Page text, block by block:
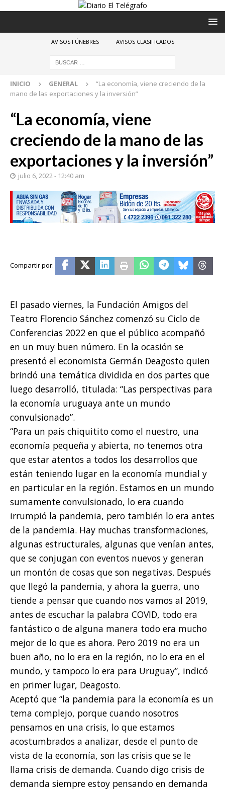
AVISOS FÚNEBRES AVISOS CLASIFICADOS
INICIO GENERAL
“La economía, viene creciendo de la
mano de las exportaciones y la inversión”
“La economía, viene
creciendo de la mano de las
exportaciones y la inversión”
julio 6, 2022 - 12:40 am
El pasado viernes, la Fundación Amigos del
Teatro Florencio Sánchez comenzó su Ciclo de
Conferencias 2022 en que el público acompañó
en un muy buen número. En la ocasión se
presentó el economista Germán Deagosto quien
brindó una temática dividida en dos partes que
luego desarrolló, titulada: “Las perspectivas para
la economía uruguaya ante un mundo
convulsionado”.
“Para un país chiquitito como el nuestro, una
economía pequeña y abierta, no tenemos otra
que estar atentos a todos los desarrollos que
están teniendo lugar en la economía mundial y
en particular en la región. Estamos en un mundo
sumamente convulsionado, lo era cuando
irrumpió la pandemia, pero también lo era antes
de la pandemia. Hay muchas transformaciones,
algunas estructurales, algunas que venían antes,
que se conjugan con eventos nuevos y generan
un montón de cosas que son negativas. Después
que llegó la pandemia, y ahora la guerra, uno
tiende a pensar que cuando nos vamos al 2019,
antes de escuchar la palabra COVID, todo era
fantástico o de alguna manera todo era mucho
mejor de lo que es ahora. Pero 2019 no era un
buen año, no lo era en la región, no lo era en el
mundo, y tampoco lo era para Uruguay”, indicó
en primer lugar, Deagosto.
Aceptó que “la pandemia para la economía es un
tema complejo, porque cuando nosotros
pensamos en una crisis, lo que estamos
acostumbrados a analizar, desde el punto de
vista de la economía, son las crisis que se le
llama crisis de demanda. Cuando digo crisis de
demanda siempre estoy pensando en demanda